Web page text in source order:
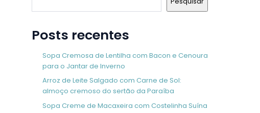
Posts recentes
Sopa Cremosa de Lentilha com Bacon e Cenoura
para o Jantar de Inverno
Arroz de Leite Salgado com Carne de Sol:
almoço cremoso do sertão da Paraíba
Sopa Creme de Macaxeira com Costelinha Suína